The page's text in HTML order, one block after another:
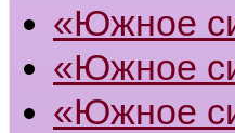
«Южное
«Южное
«Южное